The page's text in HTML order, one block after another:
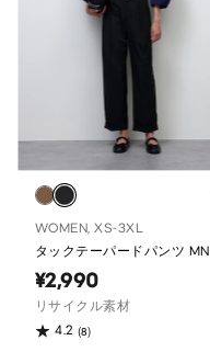
WOMEN, XS-3XL
タックテーパードパンツ MN
¥2,990
リサイクル素材
4.2 (8)